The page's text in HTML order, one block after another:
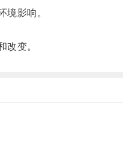
影响。
变。